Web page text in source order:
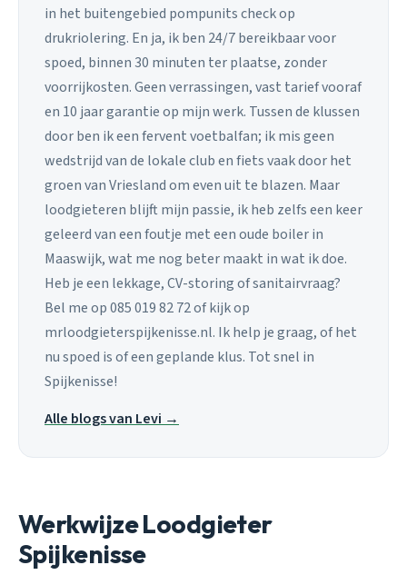
in het buitengebied pompunits check op
drukriolering. En ja, ik ben 24/7 bereikbaar voor
spoed, binnen 30 minuten ter plaatse, zonder
voorrijkosten. Geen verrassingen, vast tarief vooraf
en 10 jaar garantie op mijn werk. Tussen de klussen
door ben ik een fervent voetbalfan; ik mis geen
wedstrijd van de lokale club en fiets vaak door het
groen van Vriesland om even uit te blazen. Maar
loodgieteren blijft mijn passie, ik heb zelfs een keer
geleerd van een foutje met een oude boiler in
Maaswijk, wat me nog beter maakt in wat ik doe.
Heb je een lekkage, CV-storing of sanitairvraag?
Bel me op 085 019 82 72 of kijk op
mrloodgieterspijkenisse.nl. Ik help je graag, of het
nu spoed is of een geplande klus. Tot snel in
Spijkenisse!
Alle blogs van Levi →
Werkwijze Loodgieter
Spijkenisse